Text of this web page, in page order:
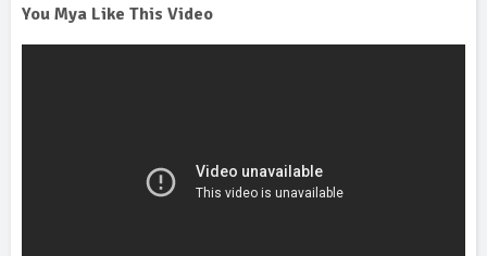
You Mya Like This Video